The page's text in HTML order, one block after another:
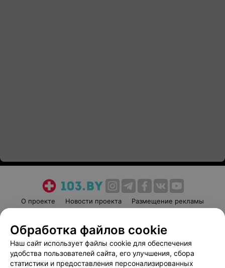
О проекте Новости проекта
Размещение рекламы
Пользовательское соглашение
Способы оплаты
Вакансии
Партнеры
Написать руководителю 103.by
Обработка файлов cookie
Наш сайт использует файлы cookie для обеспечения
удобства пользователей сайта, его улучшения, сбора
статистики и предоставления персонализированных